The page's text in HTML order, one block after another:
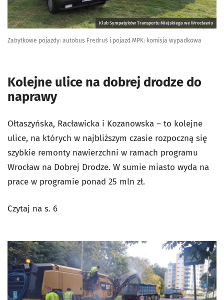
Klub Sympatyków Transportu Miejskiego we Wrocławiu
Zabytkowe pojazdy: autobus Fredruś i pojazd MPK: komisja wypadkowa
Kolejne ulice na dobrej drodze do
naprawy
Ołtaszyńska, Racławicka i Kozanowska – to kolejne
ulice, na których w najbliższym czasie rozpoczną się
szybkie remonty nawierzchni w ramach programu
Wrocław na Dobrej Drodze. W sumie miasto wyda na
prace w programie ponad 25 mln zł.
Czytaj na s. 6